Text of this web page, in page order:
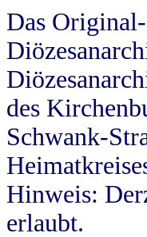
Das
des
Schwank-
Hinweis:
erlaubt.